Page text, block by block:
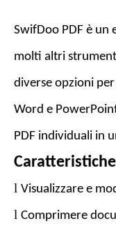
SwifDoo PDF è
molti altri
diverse opzioni
Word e
PDF individuali in
l Visualizzare e
l Comprimere